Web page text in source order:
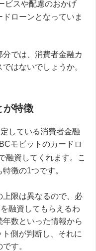
ビスや配慮のおかげ
ローンとなっていま
では、消費者金融カ
はないでしょうか。
が特徴
している消費者金融
モビットのカードロ
融資してくれます。こ
徴の1つです。
上限は異なるので、必
融資してもらえるわ
数といった情報から
側が判断し、それに
す。